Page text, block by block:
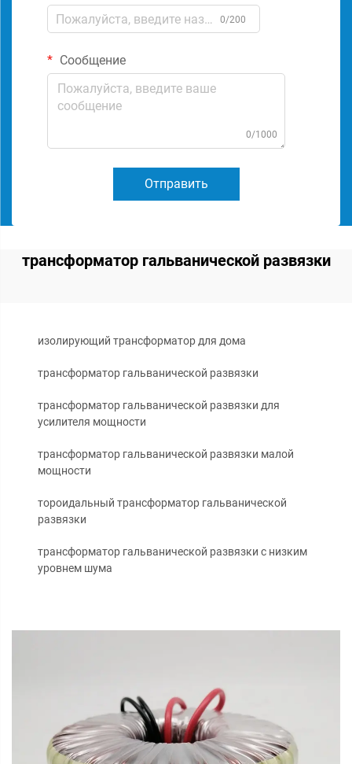
0/200
Сообщение
0/1000
Отправить
трансформатор гальванической развязки
изолирующий трансформатор для дома
трансформатор гальванической развязки
трансформатор гальванической развязки для
усилителя мощности
трансформатор гальванической развязки малой
мощности
тороидальный трансформатор гальванической
развязки
трансформатор гальванической развязки с низким
уровнем шума